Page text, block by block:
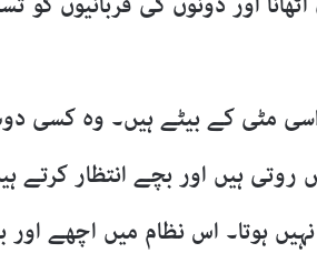
مٹی کے بیٹے ہیں۔ وہ کسی
روتی ہیں اور بچے انتظار کرتے
ہوتا۔ اس نظام میں اچھے